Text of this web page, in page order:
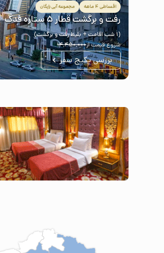
اقساطی ۴ ماهه مجموعه آبی رایگان
رفت و برگشت قطار ۵ ستاره فدک
(1 شب اقامت + بلیط رفت و برگشت)
شروع قیمت از۱۴٬۴۵۰٬۰۰۰
بررسی پکیج سفر